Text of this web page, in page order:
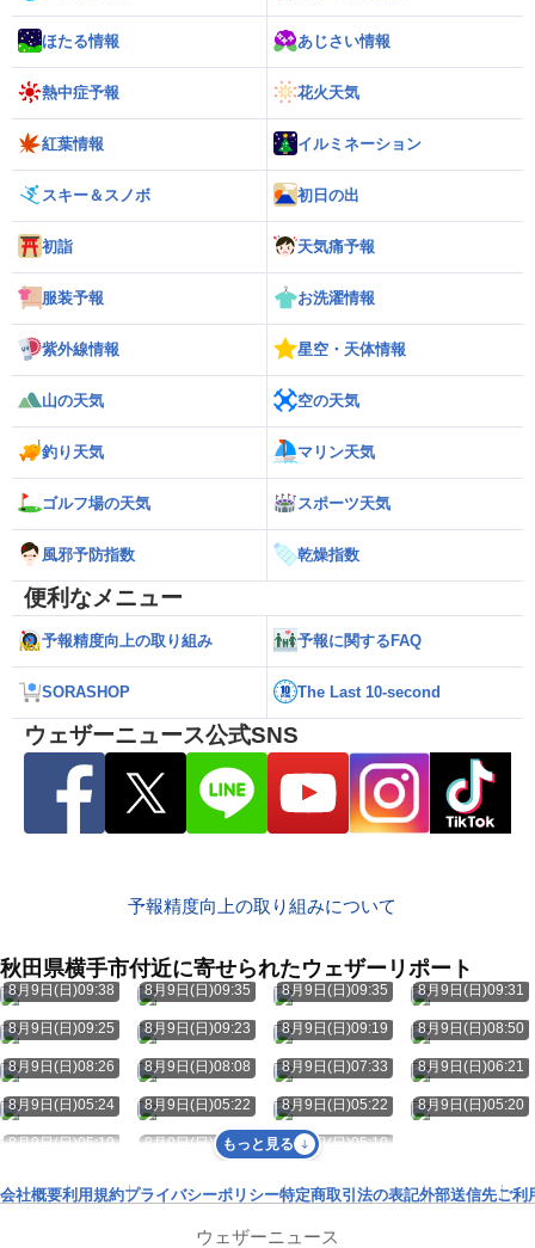
ほたる情報 あじさい情報
熱中症予報 花火天気
紅葉情報 イルミネーション
スキー＆スノボ 初日の出
初詣 天気痛予報
服装予報 お洗濯情報
紫外線情報 星空・天体情報
山の天気 空の天気
釣り天気 マリン天気
ゴルフ場の天気 スポーツ天気
風邪予防指数 乾燥指数
便利なメニュー
予報精度向上の取り組み 予報に関するFAQ
SORASHOP The Last 10-second
ウェザーニュース公式SNS
予報精度向上の取り組みについて
秋田県横手市付近に寄せられたウェザーリポート
8月9日(日)09:38 8月9日(日)09:35 8月9日(日)09:35 8月9日(日)09:31
8月9日(日)09:25 8月9日(日)09:23 8月9日(日)09:19 8月9日(日)08:50
8月9日(日)08:26 8月9日(日)08:08 8月9日(日)07:33 8月9日(日)06:21
8月9日(日)05:24 8月9日(日)05:22 8月9日(日)05:22 8月9日(日)05:20
8月9日(日)05:19 8月9日(日)05:17 8月9日(日)05:10
もっと見る
会社概要利用規約プライバシーポリシー特定商取引法の表記外部送信先ご利
ウェザーニュース